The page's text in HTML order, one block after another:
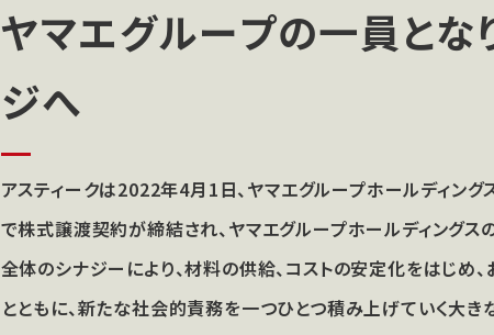
ヤマエグループの一員とな
ジへ
アスティークは2022年4月1日、ヤマエグループホールディング
で株式譲渡契約が締結され、ヤマエグループホールディングス
全体のシナジーにより、材料の供給、コストの安定化をはじめ
とともに、新たな社会的責務を一つひとつ積み上げていく大き